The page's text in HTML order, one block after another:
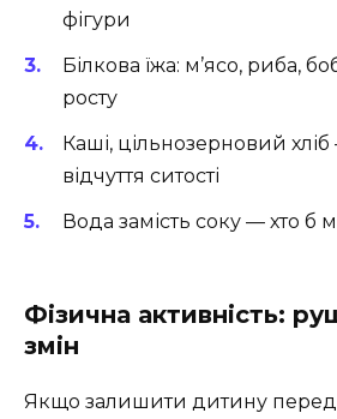
фігури
Білкова їжа: м’ясо, риба,
росту
Каші, цільнозерновий
відчуття ситості
Вода замість соку — хто б
Фізична активність:
змін
Якщо залишити дитину перед